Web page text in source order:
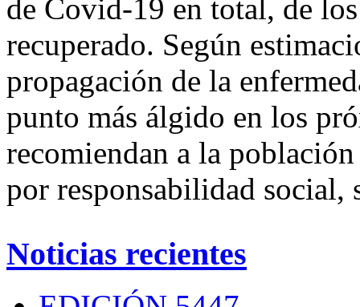
de Covid-19 en total, de
recuperado. Según
propagación de la
punto más álgido en los
recomiendan a la
por responsabilidad social,
Noticias recientes